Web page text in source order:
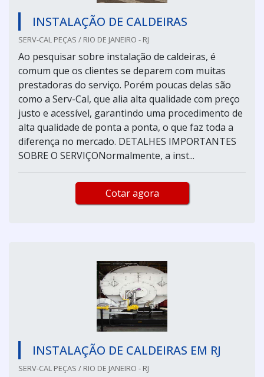
INSTALAÇÃO DE CALDEIRAS
SERV-CAL PEÇAS / RIO DE JANEIRO - RJ
Ao pesquisar sobre instalação de caldeiras, é
comum que os clientes se deparem com muitas
prestadoras do serviço. Porém poucas delas são
como a Serv-Cal, que alia alta qualidade com preço
justo e acessível, garantindo uma procedimento de
alta qualidade de ponta a ponta, o que faz toda a
diferença no mercado. DETALHES IMPORTANTES
SOBRE O SERVIÇONormalmente, a inst...
Cotar agora
INSTALAÇÃO DE CALDEIRAS EM RJ
SERV-CAL PEÇAS / RIO DE JANEIRO - RJ